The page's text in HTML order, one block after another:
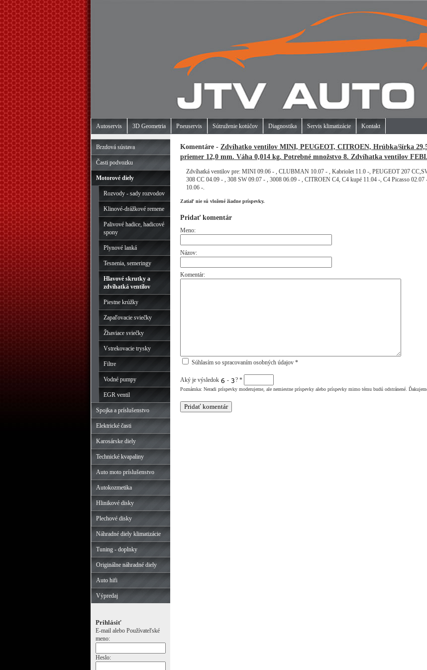
Autoservis 3D Geometria Pneuservis Sútruženie kotúčov Diagnostika Servis klimatizácie Kontakt
Brzdová sústava
Časti podvozku
Motorové diely
Rozvody - sady rozvodov
Klinové-drážkové remene
Palivové hadice, hadicové
spony
Plynové lanká
Tesnenia, semeringy
Hlavové skrutky a
zdvíhatká ventilov
Piestne krúžky
Zapaľovacie sviečky
Žhaviace sviečky
Vstrekovacie trysky
Filtre
Vodné pumpy
EGR ventil
Spojka a príslušenstvo
Elektrické časti
Karosárske diely
Technické kvapaliny
Auto moto príslušenstvo
Autokozmetika
Hlinikové disky
Plechové disky
Náhradné diely klimatizácie
Tuning - doplnky
Originálne náhradné diely
Auto hifi
Výpredaj
Prihlásiť
E-mail alebo Používateľské
meno:
Heslo:
Komentáre - Zdvíhatko ventilov MINI, PEUGEOT, CITROEN, Hrúbka/šírka
priemer 12,0 mm. Váha 0,014 kg. Potrebné množstvo 8. Zdvíhatka ventilov FEBI.
Zdvíhatká ventilov pre: MINI 09.06 - , CLUBMAN 10.07 - , Kabriolet 11.0 -, PEUGEOT 207
308 CC 04.09 - , 308 SW 09.07 - , 3008 06.09 - , CITROEN C4, C4 kupé 11.04 -, C4 Picasso 02.07
10.06 -.
Zatiaľ nie sú vložené žiadne príspevky.
Pridať komentár
Meno:
Názov:
Komentár:
Súhlasím so spracovaním osobných údajov *
Aký je výsledok - ? *
Poznámka: Neradi príspevky moderujeme, ale nemiestne príspevky alebo príspevky mimo tému budú odstránené.